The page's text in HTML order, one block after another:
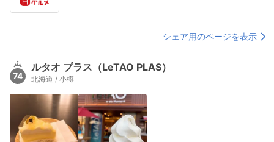
シェア用のページを表示
74
ルタオ プラス（LeTAO PLAS）
北海道 / 小樽